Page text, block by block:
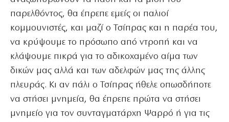
παρελθόντος, θα έπρεπε εμείς οι παλιοί
κομμουνιστές, και μαζί ο Τσίπρας και η παρέα του,
να κρύψουμε το πρόσωπο από ντροπή και να
κλάψουμε πικρά για το αδικοχαμένο αίμα των
δικών μας αλλά και των αδελφών μας της άλλης
πλευράς. Κι αν πάλι ο Τσίπρας ήθελε οπωσδήποτε
να στήσει μνημεία, θα έπρεπε πρώτα να στήσει
μνημείο για τον συνταγματάρχη Ψαρρό ή για τις